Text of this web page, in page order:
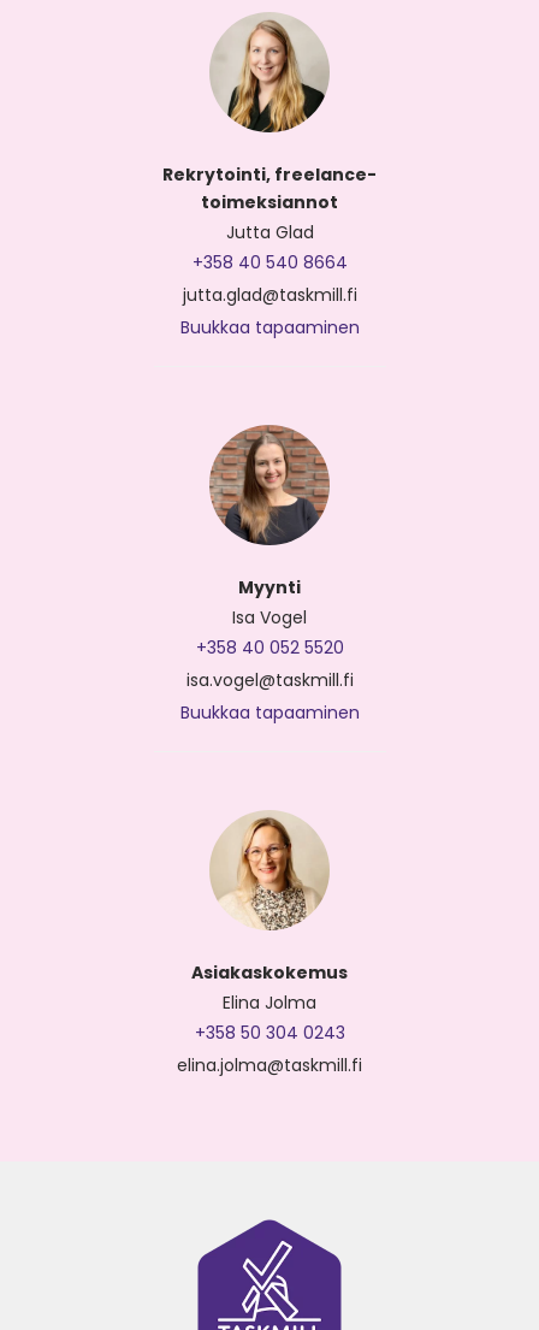
Rekrytointi, freelance-
toimeksiannot
Jutta Glad
+358 40 540 8664
jutta.glad@taskmill.fi
Buukkaa tapaaminen
Myynti
Isa Vogel
+358 40 052 5520
isa.vogel@taskmill.fi
Buukkaa tapaaminen
Asiakaskokemus
Elina Jolma
+358 50 304 0243
elina.jolma@taskmill.fi